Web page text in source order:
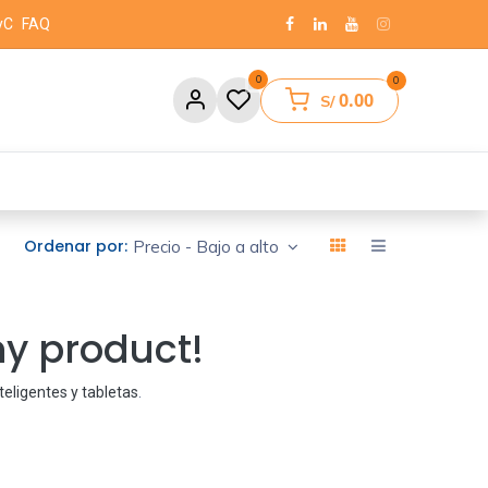
FAQ
0 0
S/0.00
Ordena​r por:​ Precio - Bajo a alto
product!
y tabletas.